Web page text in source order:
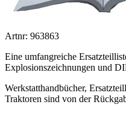
Artnr: 963863
Eine umfangreiche
Explosionszeichnungen und
Werkstatthandbücher,
Traktoren sind von der